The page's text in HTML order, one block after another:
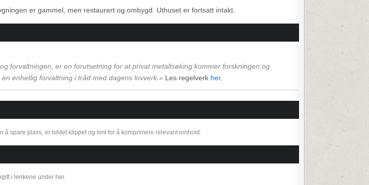
er gammel, men restaurert og ombygd. Uthuset er fortsatt intakt.
forvaltningen, er en forutsetning for at privat metallsøking kommer forskningen og
enhetlig forvaltning i tråd med dagens lovverk.» Les regelverk her.
spare plass, er bildet klippet og limt for å komprimere relevant innhold.
i lenkene under her.